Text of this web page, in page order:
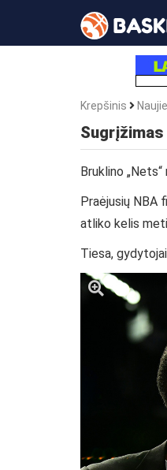
Krepšinis
Bruklino
Praėjusių NBA
atliko kelis
Tiesa,